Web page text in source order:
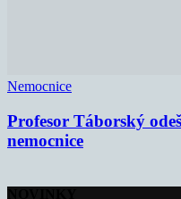
Nemocnice
Profesor Táborský
nemocnice